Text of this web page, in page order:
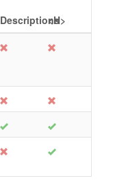
Descriptions
<H>